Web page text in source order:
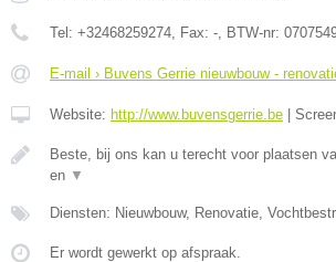
Tel: +32468259274 , Fax: - , BTW-nr:
E-mail › Buvens Gerrie nieuwbouw -
Website: http://www.buvensgerrie.be
Beste, bij ons kan u terecht voor plaatsen
en ▼
Diensten: Nieuwbouw, Renovatie,
Er wordt gewerkt op afspraak.